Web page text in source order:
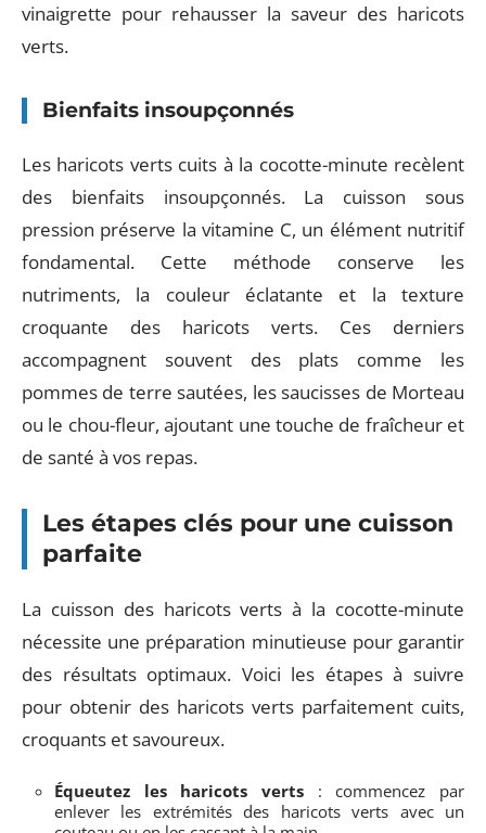
vinaigrette pour rehausser la saveur des haricots
verts.
Bienfaits insoupçonnés
Les haricots verts cuits à la cocotte-minute recèlent
des bienfaits insoupçonnés. La cuisson sous
pression préserve la vitamine C, un élément nutritif
fondamental. Cette méthode conserve les
nutriments, la couleur éclatante et la texture
croquante des haricots verts. Ces derniers
accompagnent souvent des plats comme les
pommes de terre sautées, les saucisses de Morteau
ou le chou-fleur, ajoutant une touche de fraîcheur et
de santé à vos repas.
Les étapes clés pour une cuisson
parfaite
La cuisson des haricots verts à la cocotte-minute
nécessite une préparation minutieuse pour garantir
des résultats optimaux. Voici les étapes à suivre
pour obtenir des haricots verts parfaitement cuits,
croquants et savoureux.
Équeutez les haricots verts : commencez par
enlever les extrémités des haricots verts avec un